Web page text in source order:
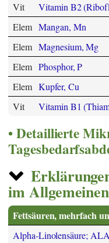
Vit
Vitamin B2
Elem Mangan, Mn
Elem Magnesium, Mg
Elem Phosphor, P
Elem Kupfer, Cu
Vit
Vitamin B1
Detaillierte
im Allgemeinen
Fettsäuren, mehrfach
Alpha-Linolensäure;